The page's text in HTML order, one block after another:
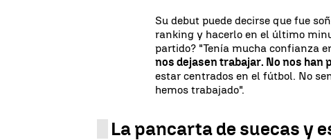
Su debut puede decirse que fue
ranking y hacerlo en el último
partido? "Tenía mucha confianza
nos dejasen trabajar. No nos
estar centrados en el fútbol. No
hemos trabajado".
La pancarta de suecas y